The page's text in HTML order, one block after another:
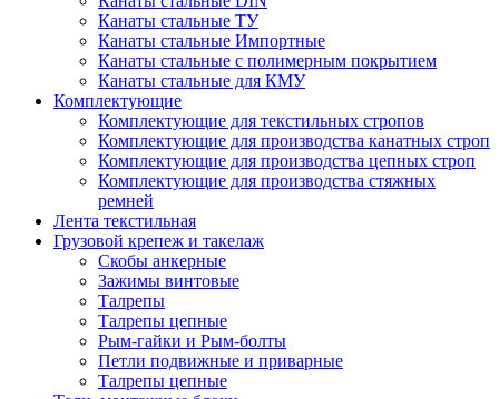
Канаты стальные ТУ
Канаты стальные Импортные
Канаты стальные с полимерным покрытием
Канаты стальные для КМУ
Комплектующие
Комплектующие для текстильных стропов
Комплектующие для производства канатных строп
Комплектующие для производства цепных строп
Комплектующие для производства стяжных
ремней
Лента текстильная
Грузовой крепеж и такелаж
Скобы анкерные
Зажимы винтовые
Талрепы
Талрепы цепные
Рым-гайки и Рым-болты
Петли подвижные и приварные
Талрепы цепные